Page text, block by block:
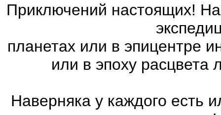
Приключений настоящих! На
планетах или в эпицентре
или в эпоху
Наверняка у каждого есть